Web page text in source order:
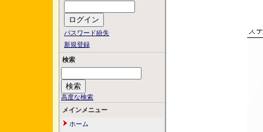
パスワード紛失
新規登録
検索
高度な検索
メインメニュー
ホーム